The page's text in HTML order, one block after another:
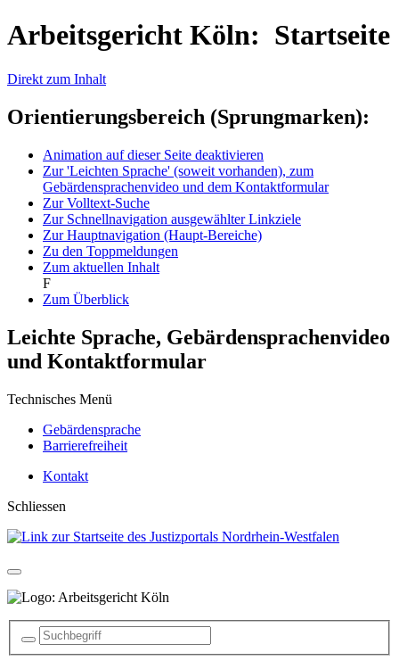
Arbeitsgericht Köln: Startseite
Direkt zum Inhalt
Orientierungsbereich (Sprungmarken):
Animation auf dieser Seite deaktivieren
Zur 'Leichten Sprache' (soweit vorhanden), zum
Gebärdensprachenvideo und dem Kontaktformular
Zur Volltext-Suche
Zur Schnellnavigation ausgewählter Linkziele
Zur Hauptnavigation (Haupt-Bereiche)
Zu den Toppmeldungen
Zum aktuellen Inhalt
F
Zum Überblick
Leichte Sprache, Gebärdensprachenvideo
und Kontaktformular
Technisches Menü
Gebärdensprache
Barrierefreiheit
Kontakt
Schliessen